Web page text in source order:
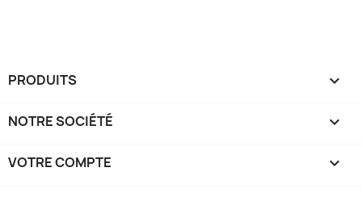
PRODUITS 
NOTRE SOCIÉTÉ 
VOTRE COMPTE 